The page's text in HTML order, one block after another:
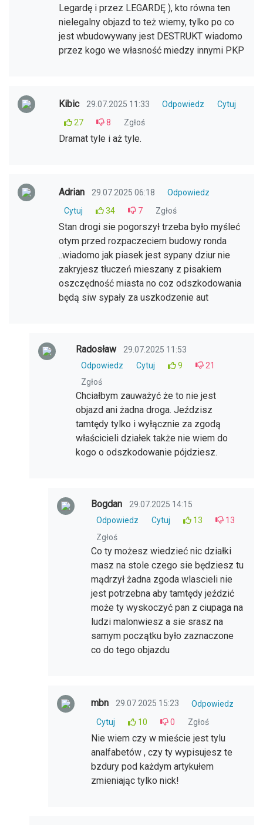
Legardę i przez LEGARDĘ ), kto równa ten
nielegalny objazd to też wiemy, tylko po co
jest wbudowywany jest DESTRUKT wiadomo
przez kogo we własność miedzy innymi PKP
Kibic 29.07.2025 11:33 Odpowiedz
Cytuj
27
8 Zgłoś
Dramat tyle i aż tyle.
Adrian 29.07.2025 06:18
Odpowiedz
Cytuj
34 7 Zgłoś
Stan drogi sie pogorszył trzeba było myśleć
otym przed rozpaczeciem budowy ronda
..wiadomo jak piasek jest sypany dziur nie
zakryjesz tłuczeń mieszany z pisakiem
oszczędność miasta no coz odszkodowania
będą siw sypały za uszkodzenie aut
Radosław
29.07.2025 11:53
Odpowiedz
Cytuj 9
21
Zgłoś
Chciałbym zauważyć że to nie jest
objazd ani żadna droga. Jeździsz
tamtędy tylko i wyłącznie za zgodą
właścicieli działek także nie wiem do
kogo o odszkodowanie pójdziesz.
Bogdan
29.07.2025 14:15
Odpowiedz
Cytuj 13
13
Zgłoś
Co ty możesz wiedzieć nic działki
masz na stole czego sie będziesz tu
mądrzył żadna zgoda wlascieli nie
jest potrzebna aby tamtędy jeździć
może ty wyskoczyć pan z ciupaga na
ludzi malonwiesz a sie srasz na
samym początku było zaznaczone
co do tego objazdu
mbn 29.07.2025 15:23
Odpowiedz
Cytuj
10 0 Zgłoś
Nie wiem czy w mieście jest tylu
analfabetów , czy ty wypisujesz te
bzdury pod każdym artykułem
zmieniając tylko nick!